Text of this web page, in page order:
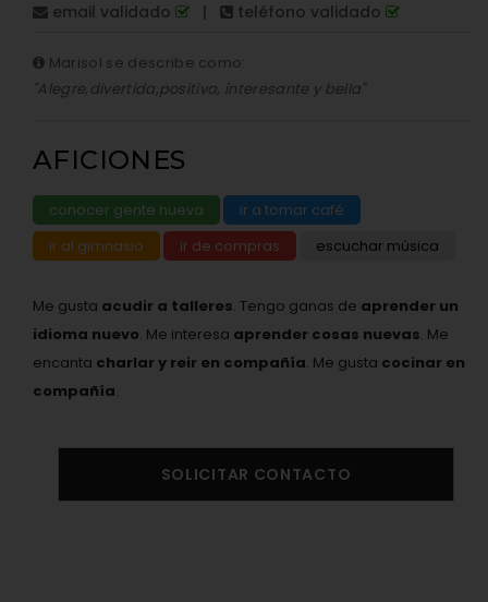
email validado | teléfono validado
Marisol se describe como:
"Alegre,divertida,positiva, interesante y bella"
AFICIONES
conocer gente nueva
ir a tomar café
ir al gimnasio
ir de compras escuchar música
Me gusta acudir a talleres. Tengo ganas de aprender un
idioma nuevo. Me interesa aprender cosas nuevas. Me
encanta charlar y reir en compañía. Me gusta cocinar en
compañía.
SOLICITAR CONTACTO